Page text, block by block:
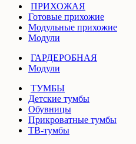
ПРИХОЖАЯ
Готовые прихожие
Модульные прихожие
Модули
ГАРДЕРОБНАЯ
Модули
ТУМБЫ
Детские тумбы
Обувницы
Прикроватные тумбы
ТВ-тумбы